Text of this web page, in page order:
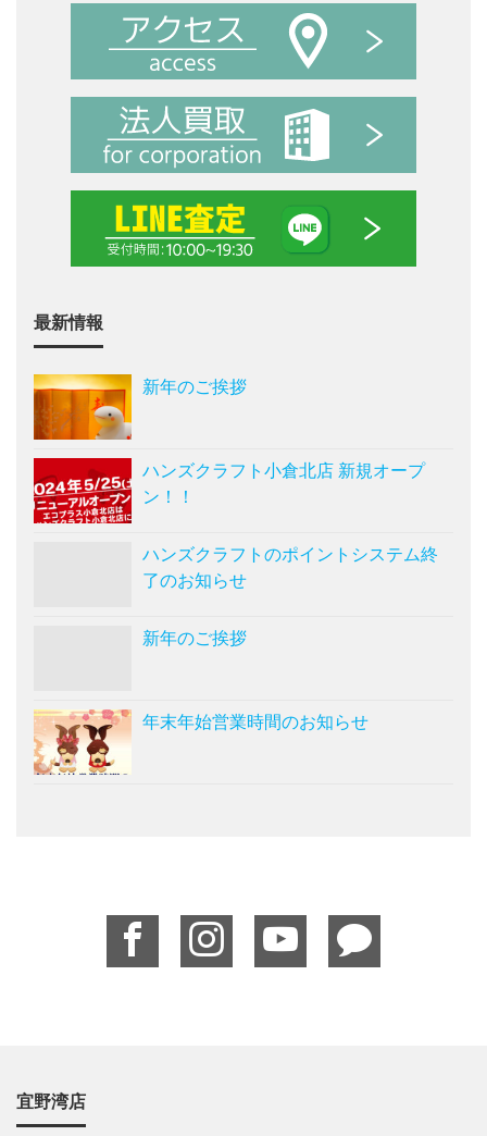
最新情報
新年のご挨拶
ハンズクラフト小倉北店 新規オープ
ン！！
ハンズクラフトのポイントシステム終
了のお知らせ
新年のご挨拶
年末年始営業時間のお知らせ
宜野湾店